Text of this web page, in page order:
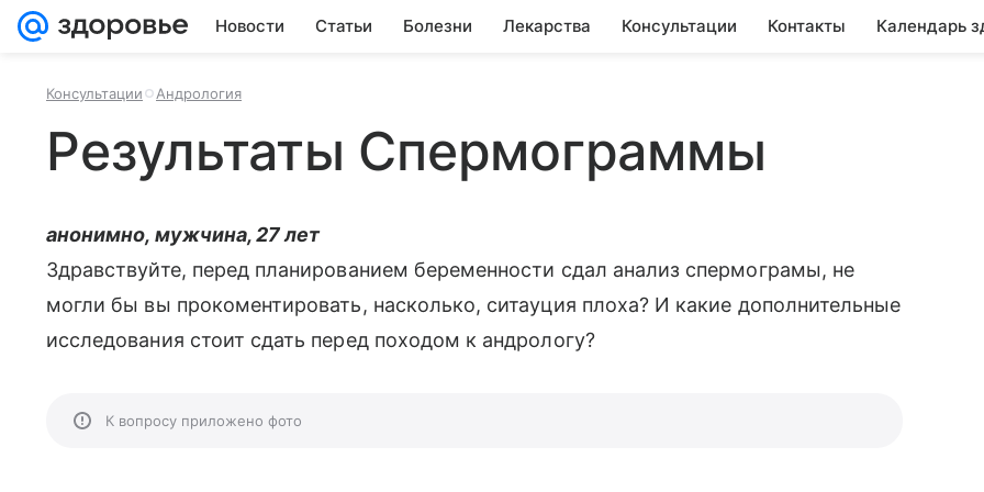
Новости Статьи Болезни Лекарства Консультации Контакты Календарь
Консультации Андрология
Результаты Спермограммы
анонимно, мужчина, 27 лет
Здравствуйте, перед планированием беременности сдал анализ спермограмы, не
могли бы вы прокоментировать, насколько, ситауция плоха? И какие дополнительные
исследования стоит сдать перед походом к андрологу?
К вопросу приложено фото